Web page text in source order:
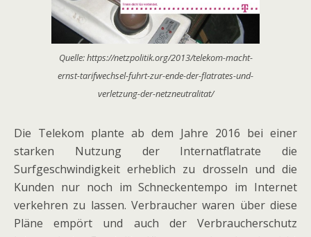
Quelle: https://netzpolitik.org/2013/telekom-macht-
ernst-tarifwechsel-fuhrt-zur-ende-der-flatrates-und-
verletzung-der-netzneutralitat/
Die Telekom plante ab dem Jahre 2016 bei einer
starken Nutzung der Internatflatrate die
Surfgeschwindigkeit erheblich zu drosseln und die
Kunden nur noch im Schneckentempo im Internet
verkehren zu lassen. Verbraucher waren über diese
Pläne empört und auch der Verbraucherschutz